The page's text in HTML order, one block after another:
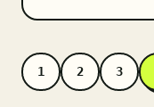
передние […]
1 2 3